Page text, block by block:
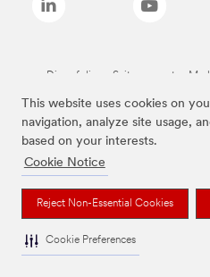
This website uses cookies on
navigation, analyze site usage,
based on your interests.
Cookie Notice
Reject Non-Essential Cookies
Cookie Preferences
Die auf dieser Seite genannten